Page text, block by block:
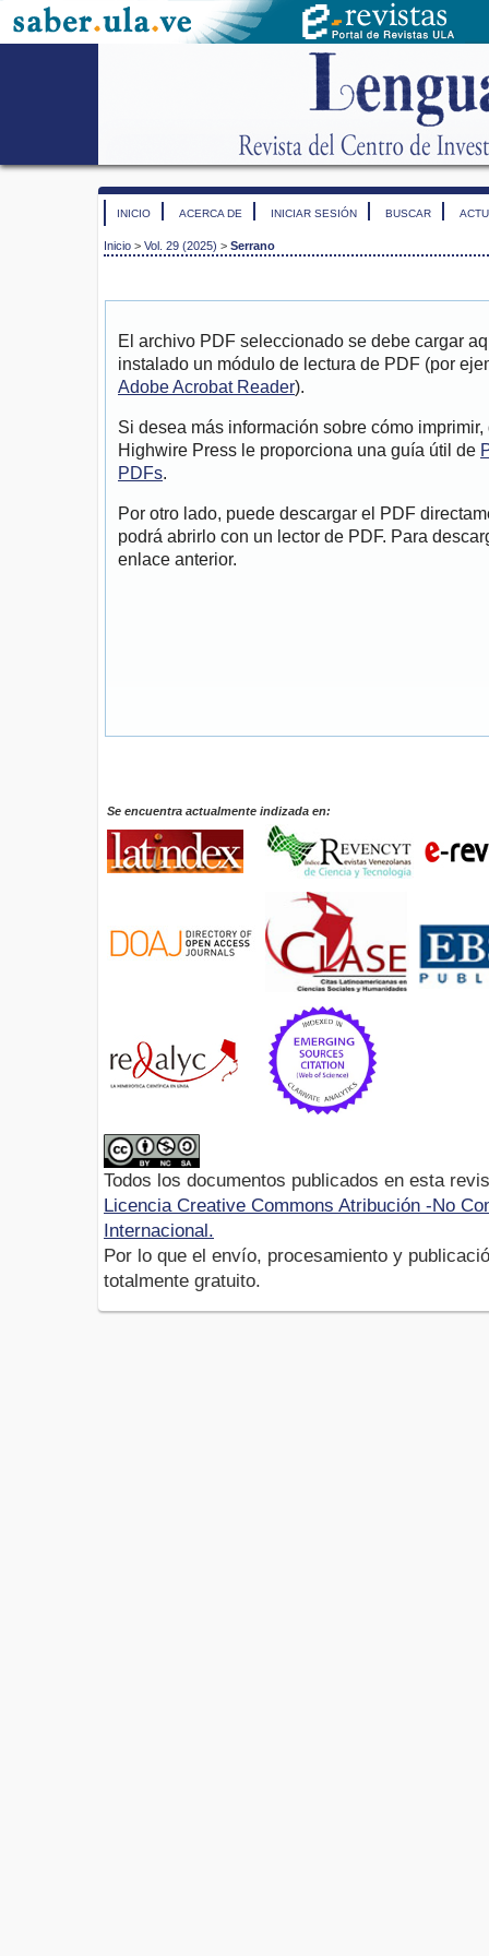
INICIO ACERCA DE INICIAR SESIÓN BUSCAR
Inicio > Vol. 29 (2025) > Serrano
El archivo PDF seleccionado se debe cargar
instalado un módulo de lectura de PDF (por
Adobe Acrobat Reader).
Si desea más información sobre cómo
Highwire Press le proporciona una guía útil de
PDFs.
Por otro lado, puede descargar el PDF
podrá abrirlo con un lector de PDF. Para
enlace anterior.
Se encuentra actualmente indizada en:
Todos los documentos publicados en esta
Licencia Creative Commons Atribución -No
Internacional.
Por lo que el envío, procesamiento y
totalmente gratuito.